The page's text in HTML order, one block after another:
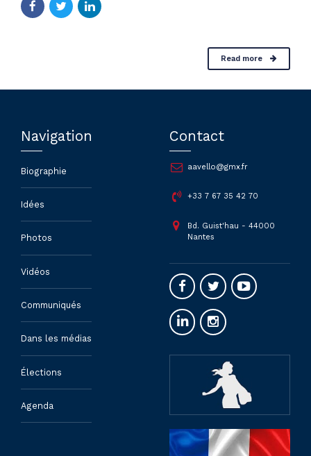
Read more
Navigation
Biographie
Idées
Photos
Vidéos
Communiqués
Dans les médias
Élections
Agenda
Contact
aavello@gmx.fr
+33 7 67 35 42 70
Bd. Guist'hau - 44000
Nantes